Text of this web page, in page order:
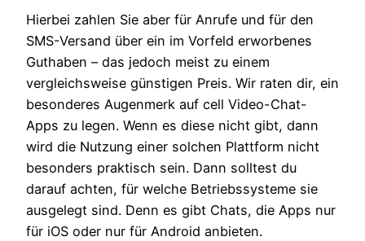
Hierbei zahlen Sie aber für Anrufe und für den
SMS-Versand über ein im Vorfeld erworbenes
Guthaben – das jedoch meist zu einem
vergleichsweise günstigen Preis. Wir raten dir, ein
besonderes Augenmerk auf cell Video-Chat-
Apps zu legen. Wenn es diese nicht gibt, dann
wird die Nutzung einer solchen Plattform nicht
besonders praktisch sein. Dann solltest du
darauf achten, für welche Betriebssysteme sie
ausgelegt sind. Denn es gibt Chats, die Apps nur
für iOS oder nur für Android anbieten.